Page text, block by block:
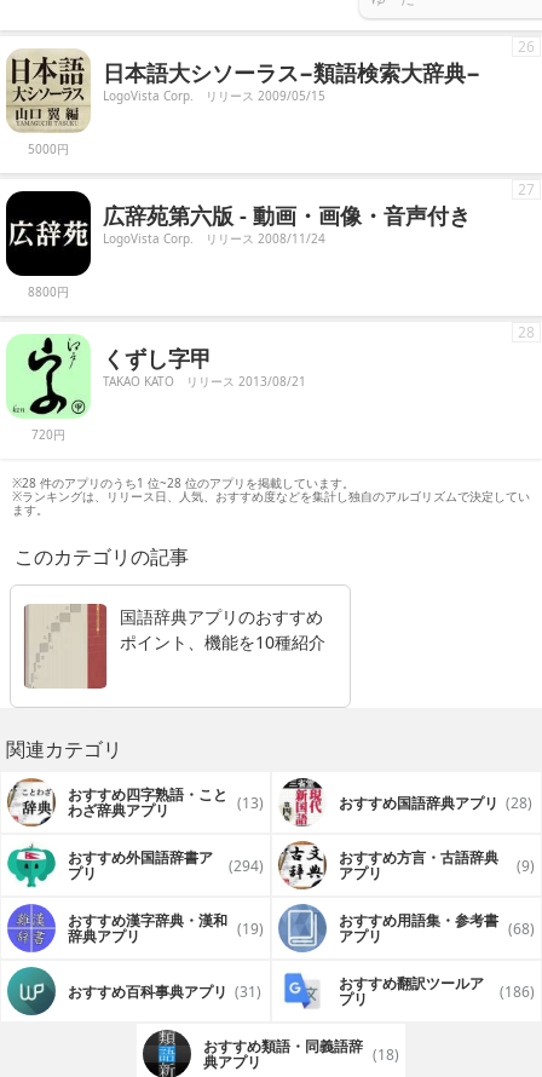
5000円
日本語大シソーラス−類語検索大辞典−
LogoVista Corp. リリース 2009/05/15
26
8800円
広辞苑第六版 - 動画・画像・音声付き
LogoVista Corp. リリース 2008/11/24
27
720円
くずし字甲
TAKAO KATO リリース 2013/08/21
28
※28 件のアプリのうち1 位~28 位のアプリを掲載しています。
※ランキングは、リリース日、人気、おすすめ度などを集計し独自のアルゴリズムで決定してい
ます。
このカテゴリの記事
国語辞典アプリのおすすめ
ポイント、機能を10種紹介
関連カテゴリ
おすすめ四字熟語・こと
わざ辞典アプリ (13) おすすめ国語辞典アプリ (28)
おすすめ外国語辞書ア
プリ (294) おすすめ方言・古語辞典
アプリ (9)
おすすめ漢字辞典・漢和
辞典アプリ (19) おすすめ用語集・参考書
アプリ (68)
おすすめ百科事典アプリ (31) おすすめ翻訳ツールア
プリ (186)
おすすめ類語・同義語辞
典アプリ (18)